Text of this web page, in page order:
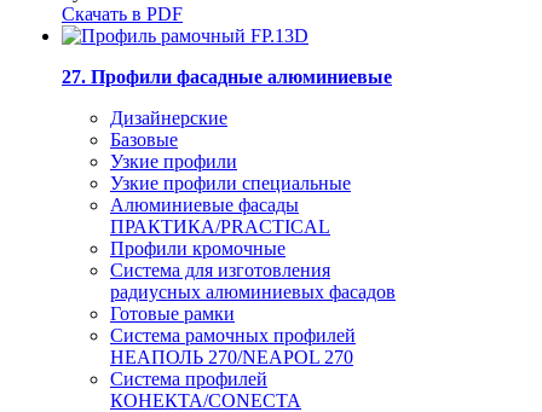
Скачать в PDF
27. Профили фасадные алюминиевые
Дизайнерские
Базовые
Узкие профили
Узкие профили специальные
Алюминиевые фасады
ПРАКТИКА/PRACTICAL
Профили кромочные
Система для изготовления
радиусных алюминиевых фасадов
Готовые рамки
Система рамочных профилей
НЕАПОЛЬ 270/NEAPOL 270
Система профилей
КОНЕКТА/CONECTA